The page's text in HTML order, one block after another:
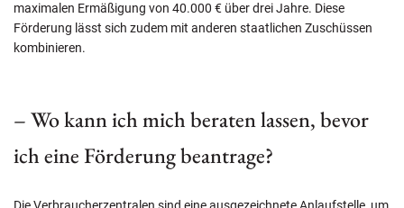
maximalen Ermäßigung von 40.000 € über drei Jahre. Diese
Förderung lässt sich zudem mit anderen staatlichen Zuschüssen
kombinieren.
– Wo kann ich mich beraten lassen, bevor
ich eine Förderung beantrage?